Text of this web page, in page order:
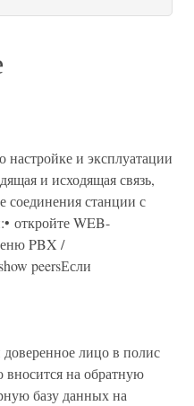
и эксплуатации
и исходящая связь,
соединения станции с
откройте WEB-
PBX /
peersЕсли
лицо в полис
вносится на обратную
базу данных на